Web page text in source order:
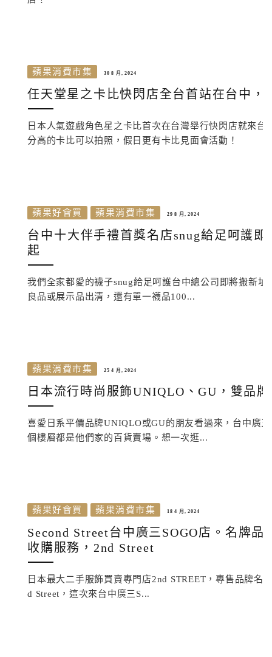
蘋果消費市集 30 8 月, 2024
任天堂星之卡比快閃店全台首站在台中
日本人氣遊戲角色星之卡比首次在台灣舉行快閃店就來
分高的卡比可以拍照，假日更有卡比見面會活動！
蘋果好會買 蘋果消費市集 29 8 月, 2024
台中十大伴手禮首獎名店snug給足呵護
起
我們全家都愛的襪子snug給足呵護台中總公司即將搬新
良品或展示品出清，還有單一襪品100...
蘋果消費市集 25 4 月, 2024
日本流行時尚服飾UNIQLO、GU，雙品
喜愛日系平價品牌UNIQLO或GU的朋友看過來，台中廣
個樓層都是他們家的百貨賣場。想一次逛...
蘋果好會買 蘋果消費市集 18 4 月, 2024
Second Street台中廣三SOGO店。名牌
收購服務，2nd Street
日本最大二手服飾買賣專門店2nd STREET，專售品牌名
d Street，這次來台中廣三S...